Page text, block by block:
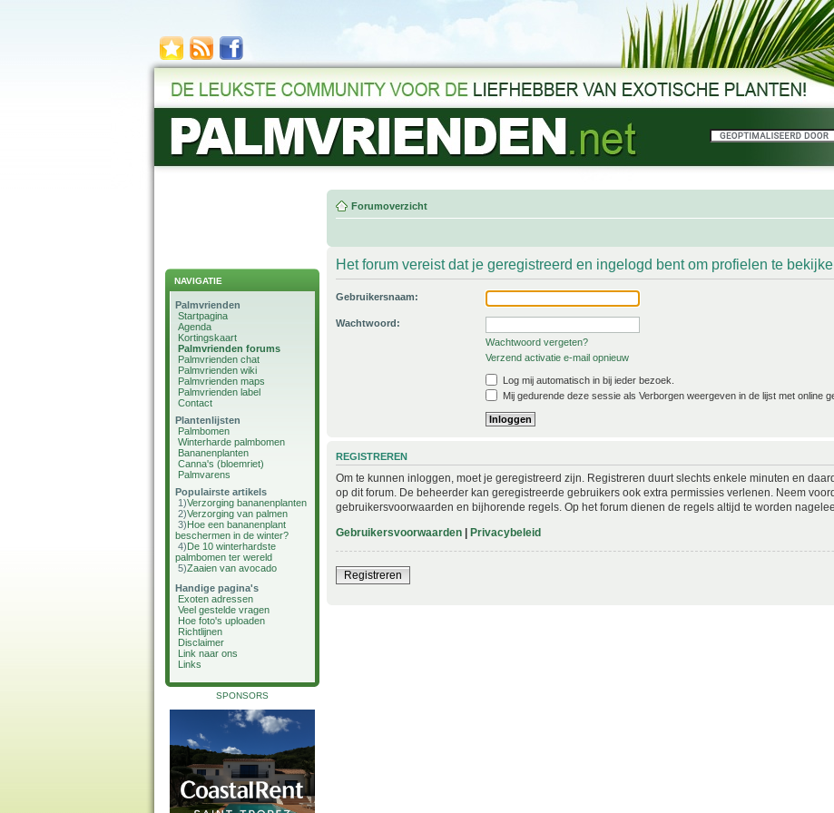
NAVIGATIE
Palmvrienden
Startpagina
Agenda
Kortingskaart
Palmvrienden forums
Palmvrienden chat
Palmvrienden wiki
Palmvrienden maps
Palmvrienden label
Contact
Plantenlijsten
Palmbomen
Winterharde palmbomen
Bananenplanten
Canna's (bloemriet)
Palmvarens
Populairste artikels
1)Verzorging bananenplanten
2)Verzorging van palmen
3)Hoe een bananenplant
beschermen in de winter?
4)De 10 winterhardste
palmbomen ter wereld
5)Zaaien van avocado
Handige pagina's
Exoten adressen
Veel gestelde vragen
Hoe foto's uploaden
Richtlijnen
Disclaimer
Link naar ons
Links
SPONSORS
Forumoverzicht
Het forum vereist dat je geregistreerd en ingelogd bent om profielen te
Gebruikersnaam:
Wachtwoord:
Wachtwoord vergeten?
Verzend activatie e-mail opnieuw
Log mij automatisch in bij ieder bezoek.
Mij gedurende deze sessie als Verborgen weergeven in de lijst met online
REGISTREREN
Om te kunnen inloggen, moet je geregistreerd zijn. Registreren duurt slechts enkele minuten en
op dit forum. De beheerder kan geregistreerde gebruikers ook extra permissies verlenen. Neem
gebruikersvoorwaarden en bijhorende regels. Op het forum dienen de regels altijd te worden
Gebruikersvoorwaarden | Privacybeleid
Registreren